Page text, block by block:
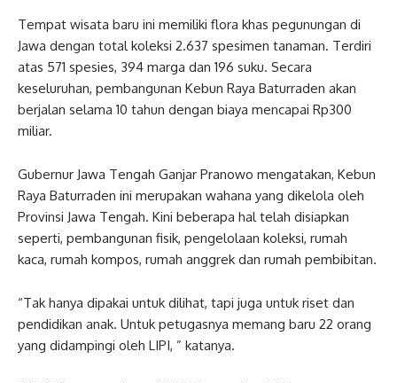
Tempat wisata baru ini memiliki flora khas pegunungan di
Jawa dengan total koleksi 2.637 spesimen tanaman. Terdiri
atas 571 spesies, 394 marga dan 196 suku. Secara
keseluruhan, pembangunan Kebun Raya Baturraden akan
berjalan selama 10 tahun dengan biaya mencapai Rp300
miliar.
Gubernur Jawa Tengah Ganjar Pranowo mengatakan, Kebun
Raya Baturraden ini merupakan wahana yang dikelola oleh
Provinsi Jawa Tengah. Kini beberapa hal telah disiapkan
seperti, pembangunan fisik, pengelolaan koleksi, rumah
kaca, rumah kompos, rumah anggrek dan rumah pembibitan.
“Tak hanya dipakai untuk dilihat, tapi juga untuk riset dan
pendidikan anak. Untuk petugasnya memang baru 22 orang
yang didampingi oleh LIPI, ” katanya.